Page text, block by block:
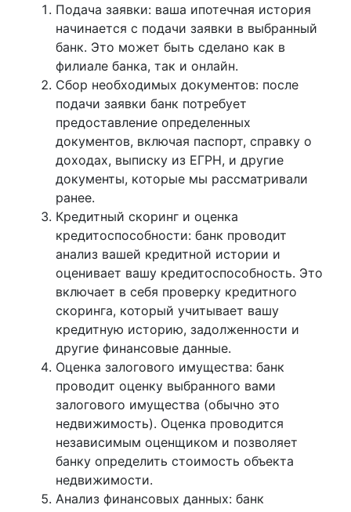
Подача заявки: ваша ипотечная история
начинается с подачи заявки в выбранный
банк. Это может быть сделано как в
филиале банка, так и онлайн.
Сбор необходимых документов: после
подачи заявки банк потребует
предоставление определенных
документов, включая паспорт, справку о
доходах, выписку из ЕГРН, и другие
документы, которые мы рассматривали
ранее.
Кредитный скоринг и оценка
кредитоспособности: банк проводит
анализ вашей кредитной истории и
оценивает вашу кредитоспособность. Это
включает в себя проверку кредитного
скоринга, который учитывает вашу
кредитную историю, задолженности и
другие финансовые данные.
Оценка залогового имущества: банк
проводит оценку выбранного вами
залогового имущества (обычно это
недвижимость). Оценка проводится
независимым оценщиком и позволяет
банку определить стоимость объекта
недвижимости.
Анализ финансовых данных: банк